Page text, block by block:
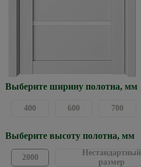
Выберите ширину полотна, мм
400 600 700
Выберите высоту полотна, мм
2000
Нестандартный
размер